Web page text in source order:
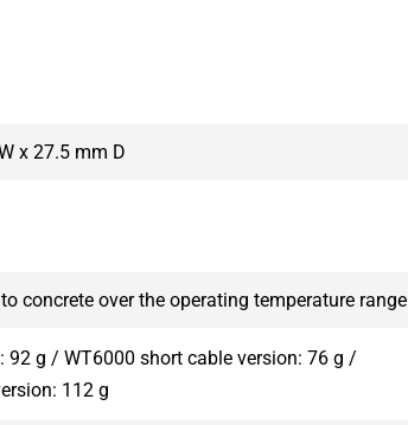
x 27.5 mm D
concrete over the operating temperature range
92 g / WT6000 short cable version: 76 g /
112 g